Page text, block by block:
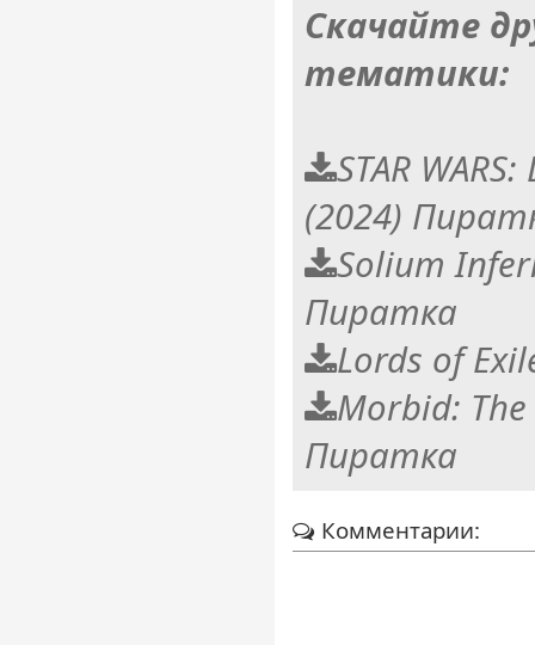
Скачайте
тематики:
STAR
(2024)
Solium
Пиратка
Lords of
Morbid: The
Пиратка
Комментарии: